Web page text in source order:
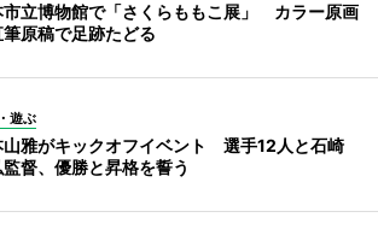
市立博物館で「さくらももこ展」 カラー原画
原稿で足跡たどる
遊ぶ
山雅がキックオフイベント 選手12人と石崎
督、優勝と昇格を誓う